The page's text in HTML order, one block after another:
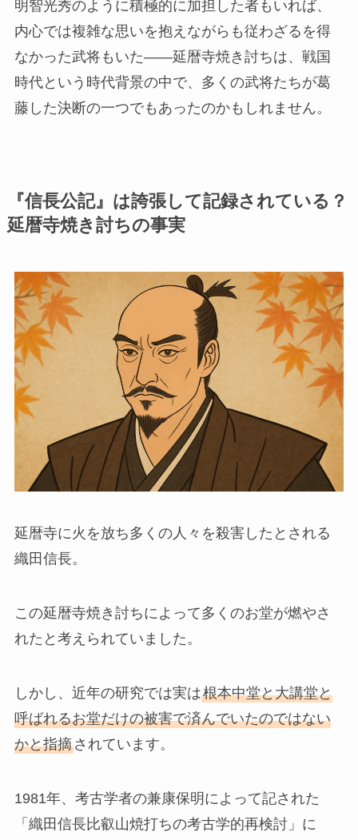
明智光秀のように積極的に加担した者もいれば、
内心では複雑な思いを抱えながらも従わざるを得
なかった武将もいた――延暦寺焼き討ちは、戦国
時代という時代背景の中で、多くの武将たちが葛
藤した決断の一つでもあったのかもしれません。
『信長公記』は誇張して記録されている？
延暦寺焼き討ちの事実
延暦寺に火を放ち多くの人々を殺害したとされる
織田信長。
この延暦寺焼き討ちによって多くのお堂が燃やさ
れたと考えられていました。
しかし、近年の研究では実は根本中堂と大講堂と
呼ばれるお堂だけの被害で済んでいたのではない
かと指摘されています。
1981年、考古学者の兼康保明によって記された
「織田信長比叡山焼打ちの考古学的再検討」に